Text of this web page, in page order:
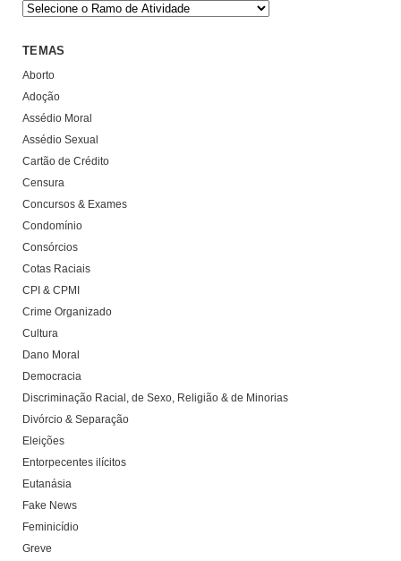
TEMAS
Aborto
Adoção
Assédio Moral
Assédio Sexual
Cartão de Crédito
Censura
Concursos & Exames
Condomínio
Consórcios
Cotas Raciais
CPI & CPMI
Crime Organizado
Cultura
Dano Moral
Democracia
Discriminação Racial, de Sexo, Religião & de Minorias
Divórcio & Separação
Eleições
Entorpecentes ilícitos
Eutanásia
Fake News
Feminicídio
Greve